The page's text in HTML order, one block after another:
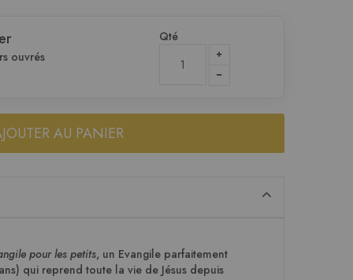
ouvrés
Qté
AU PANIER
pour les petits, un Evangile parfaitement
qui reprend toute la vie de Jésus depuis